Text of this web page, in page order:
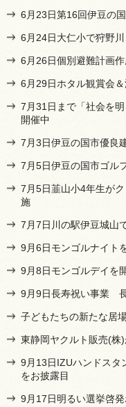
6月23日第16回伊豆の
6月24日大仁小で狩野
6月26日個別避難計画
6月29日ホタル観賞会
7月31日まで「社会を
開催中
7月3日伊豆の国市優良
7月5日伊豆の国市ゴル
7月5日韮山小4年生が
施
7月7日川の駅伊豆城山
9月6日モンゴルナイト
9月8日モンゴルデイを
9月9日長寿祝い事業
子どもたちの新たな居
東静岡ヤクルト販売(株
9月13日IZUハンドスタ
をお披露目
9月17日明るい選挙啓